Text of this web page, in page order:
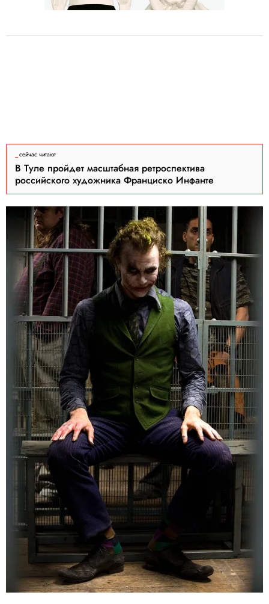
сейчас читают
В Туле пройдет масштабная ретроспектива
российского художника Франциско Инфанте